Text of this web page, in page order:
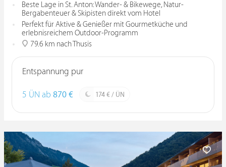
Beste Lage in St. Anton: Wander- & Bikewege, Natur-
Bergabenteuer & Skipisten direkt vom Hotel
Perfekt für Aktive & Genießer mit Gourmetküche und
erlebnisreichem Outdoor-Programm
79.6 km nach Thusis
Entspannung pur
5 ÜN ab 870 € 174 € / ÜN